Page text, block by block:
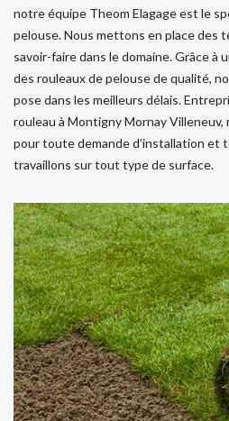
notre équipe Theom Elagage est le
pelouse. Nous mettons en place des
savoir-faire dans le domaine. Grâce
des rouleaux de pelouse de qualité,
pose dans les meilleurs délais.
rouleau à Montigny Mornay Villeneuv,
pour toute demande d’installation et
travaillons sur tout type de surface.